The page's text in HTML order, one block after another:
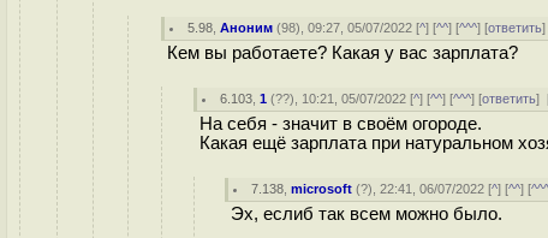
5.98 ,Аноним (98), 09:27, 05/07/2022 [^] [^^] [^^^] [ответить]
Кем вы работаете? Какая у вас зарплата?
6.103 ,1 (??), 10:21, 05/07/2022 [^] [^^] [^^^] [ответить]
На себя - значит в своём огороде.
Какая ещё зарплата при натуральном
7.138 ,microsoft (?), 22:41, 06/07/2022 [^] [^^] [
Эх, еслиб так всем можно было.